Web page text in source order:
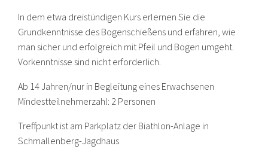
In dem etwa dreistündigen Kurs erlernen Sie die
Grundkenntnisse des Bogenschießens und erfahren, wie
man sicher und erfolgreich mit Pfeil und Bogen umgeht.
Vorkenntnisse sind nicht erforderlich.
Ab 14 Jahren/nur in Begleitung eines Erwachsenen
Mindestteilnehmerzahl: 2 Personen
Treffpunkt ist am Parkplatz der Biathlon-Anlage in
Schmallenberg-Jagdhaus